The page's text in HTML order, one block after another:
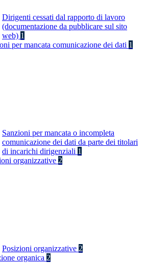
Dirigenti cessati dal rapporto di lavoro
(documentazione da pubblicare sul sito
web) 1
per mancata comunicazione dei dati 1
Sanzioni per mancata o incompleta
comunicazione dei dati da parte dei titolari
di incarichi dirigenziali 1
organizzative 2
Posizioni organizzative 2
organica 2